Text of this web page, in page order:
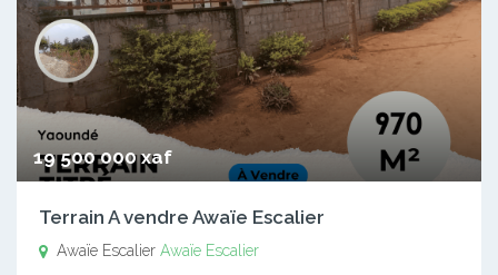
19 500 000 xaf
Terrain A vendre Awaïe Escalier
Awaïe Escalier Awaïe Escalier